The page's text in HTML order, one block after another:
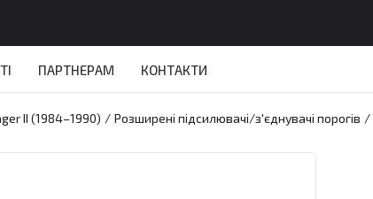
ПАРТНЕРАМ КОНТАКТИ
II (1984–1990) / Розширені підсилювачі/з'єднувачі порогів /